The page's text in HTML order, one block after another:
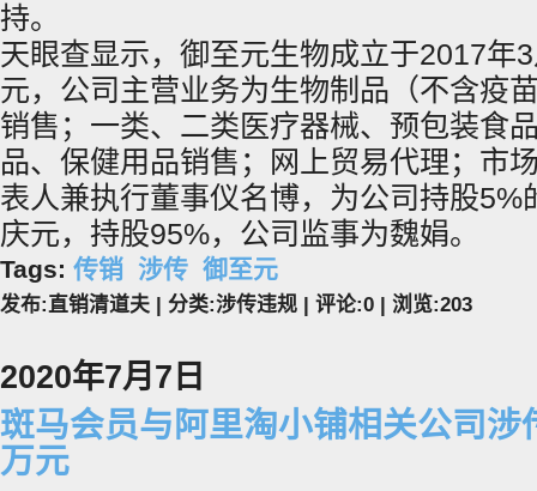
持。
天眼查显示，御至元生物成立于2017年
元，公司主营业务为生物制品（不含疫
销售；一类、二类医疗器械、预包装食
品、保健用品销售；网上贸易代理；市
表人兼执行董事仪名博，为公司持股5%
庆元，持股95%，公司监事为魏娟。
Tags: 传销 涉传 御至元
发布:直销清道夫 | 分类:涉传违规 | 评论:0 | 浏览:203
2020年7月7日
斑马会员与阿里淘小铺相关公司涉
万元